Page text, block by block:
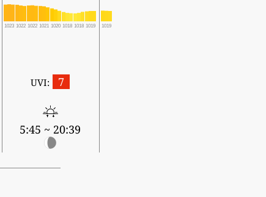
1023 1022 1022 1021 1020 1018 1018 1019 1019
UVI: 7
5:45 ~ 20:39